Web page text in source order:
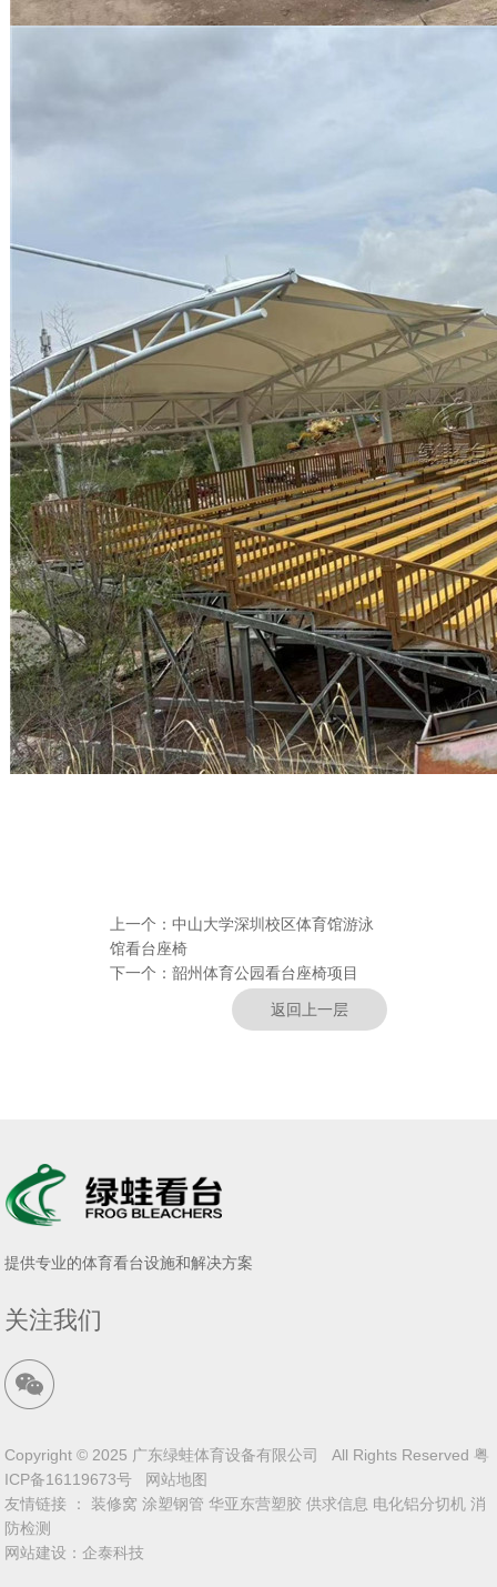
上一个： 中山大学深圳校区体育馆游泳
馆看台座椅
下一个： 韶州体育公园看台座椅项目
返回上一层
提供专业的体育看台设施和解决方案
关注我们
Copyright © 2025 广东绿蛙体育设备有限公司 All Rights Reserved 粤
ICP备16119673号
网站地图
友情链接 ： 装修窝 涂塑钢管 华亚东营塑胶 供求信息 电化铝分切机 消
防检测
网站建设 ： 企泰科技